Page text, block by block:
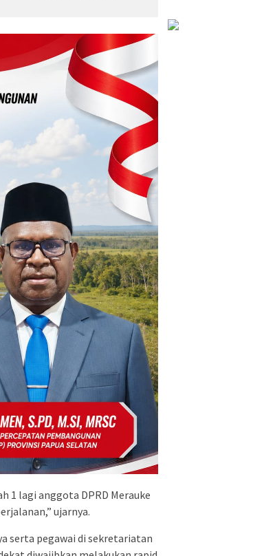
1 lagi anggota DPRD Merauke
ujarnya.
serta pegawai di sekretariatan